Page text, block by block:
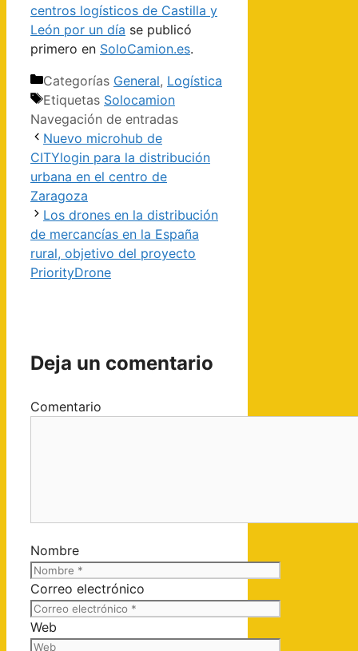
centros logísticos de Castilla y
León por un día se publicó
primero en SoloCamion.es.
Categorías General, Logística
Etiquetas Solocamion
Navegación de entradas
Nuevo microhub de
CITYlogin para la distribución
urbana en el centro de
Zaragoza
Los drones en la distribución
de mercancías en la España
rural, objetivo del proyecto
PriorityDrone
Deja un comentario
Comentario
Nombre
Correo electrónico
Web